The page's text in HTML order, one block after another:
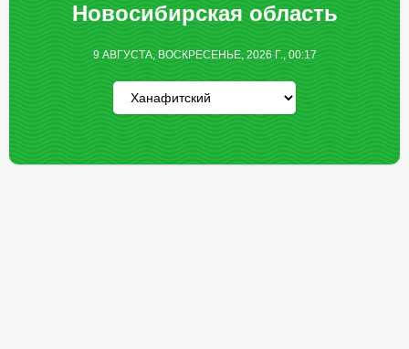
Новосибирская область
9 АВГУСТА, ВОСКРЕСЕНЬЕ, 2026 Г., 00:17